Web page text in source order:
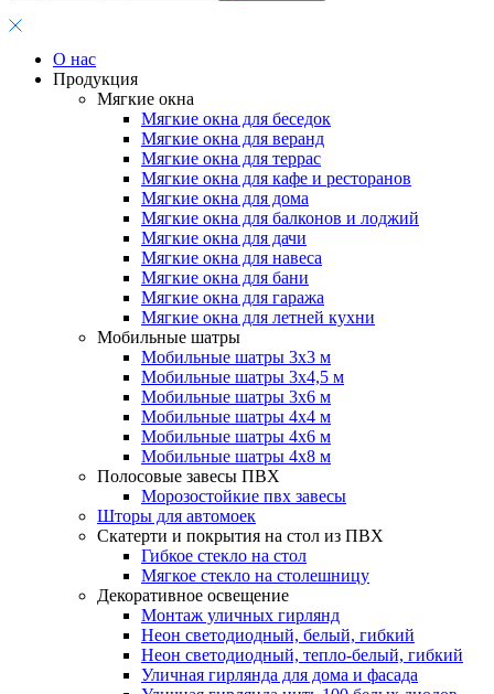
О нас
Продукция
Мягкие окна
Мягкие окна для беседок
Мягкие окна для веранд
Мягкие окна для террас
Мягкие окна для кафе и ресторанов
Мягкие окна для дома
Мягкие окна для балконов и лоджий
Мягкие окна для дачи
Мягкие окна для навеса
Мягкие окна для бани
Мягкие окна для гаража
Мягкие окна для летней кухни
Мобильные шатры
Мобильные шатры 3х3 м
Мобильные шатры 3х4,5 м
Мобильные шатры 3х6 м
Мобильные шатры 4х4 м
Мобильные шатры 4х6 м
Мобильные шатры 4х8 м
Полосовые завесы ПВХ
Морозостойкие пвх завесы
Шторы для автомоек
Скатерти и покрытия на стол из ПВХ
Гибкое стекло на стол
Мягкое стекло на столешницу
Декоративное освещение
Монтаж уличных гирлянд
Неон светодиодный, белый, гибкий
Неон светодиодный, тепло-белый, гибкий
Уличная гирлянда для дома и фасада